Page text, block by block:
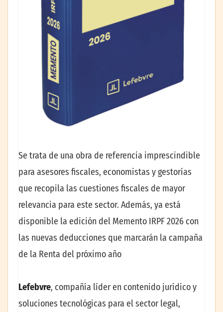
Se trata de una obra de referencia imprescindible
para asesores fiscales, economistas y gestorías
que recopila las cuestiones fiscales de mayor
relevancia para este sector. Además, ya está
disponible la edición del Memento IRPF 2026 con
las nuevas deducciones que marcarán la campaña
de la Renta del próximo año
Lefebvre, compañía líder en contenido jurídico y
soluciones tecnológicas para el sector legal,